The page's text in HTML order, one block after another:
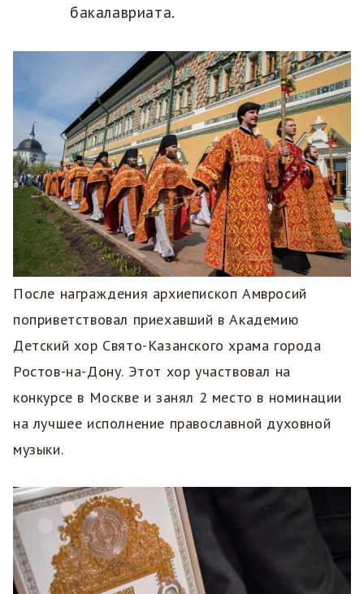
бакалавриата.
После награждения архиепископ Амвросий
поприветствовал приехавший в Академию
Детский хор Свято-Казанского храма города
Ростов-на-Дону. Этот хор участвовал на
конкурсе в Москве и занял 2 место в номинации
на лучшее исполнение православной духовной
музыки.